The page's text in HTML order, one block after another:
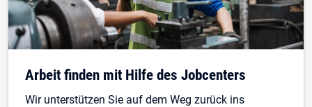
Arbeit finden mit Hilfe des Jobcenters
Wir unterstützen Sie auf dem Weg zurück ins